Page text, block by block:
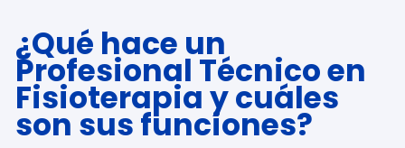
¿Qué hace un
Profesional Técnico en
Fisioterapia y cuáles
son sus funciones?